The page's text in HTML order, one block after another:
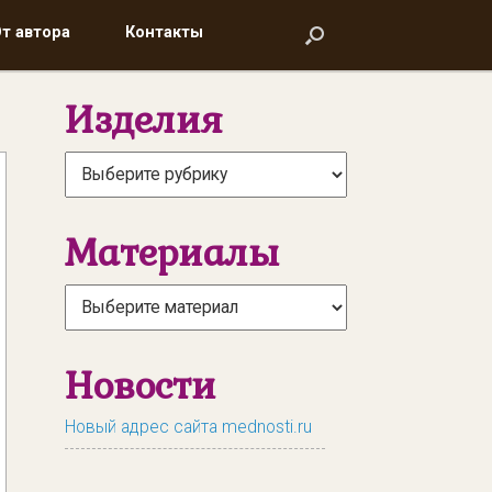
автора Контакты
автора Контакты
Изделия
Материалы
Новости
Новый адрес сайта mednosti.ru